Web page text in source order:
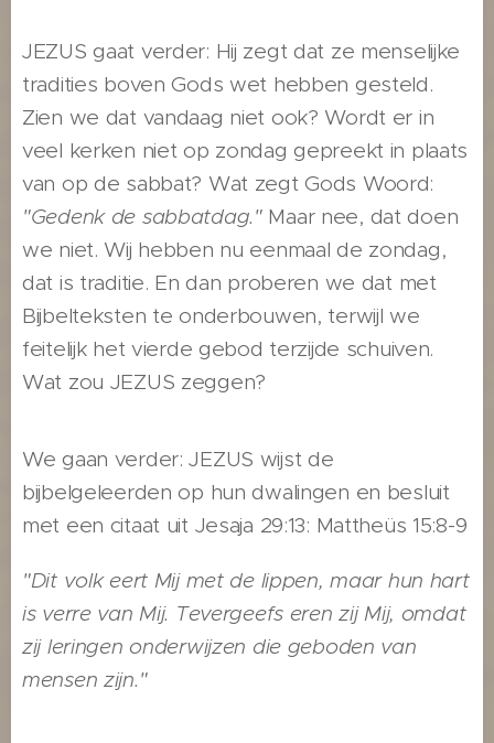
JEZUS gaat verder: Hij zegt dat ze menselijke
tradities boven Gods wet hebben gesteld.
Zien we dat vandaag niet ook? Wordt er in
veel kerken niet op zondag gepreekt in plaats
van op de sabbat? Wat zegt Gods Woord:
"Gedenk de sabbatdag."Maar nee, dat doen
we niet. Wij hebben nu eenmaal de zondag,
dat is traditie. En dan proberen we dat met
Bijbelteksten te onderbouwen, terwijl we
feitelijk het vierde gebod terzijde schuiven.
Wat zou JEZUS zeggen?
We gaan verder: JEZUS wijst de
bijbelgeleerden op hun dwalingen en besluit
met een citaat uit Jesaja 29:13: Mattheüs 15:8-9
"Dit volk eert Mij met de lippen, maar hun hart
is verre van Mij. Tevergeefs eren zij Mij, omdat
zij leringen onderwijzen die geboden van
mensen zijn."